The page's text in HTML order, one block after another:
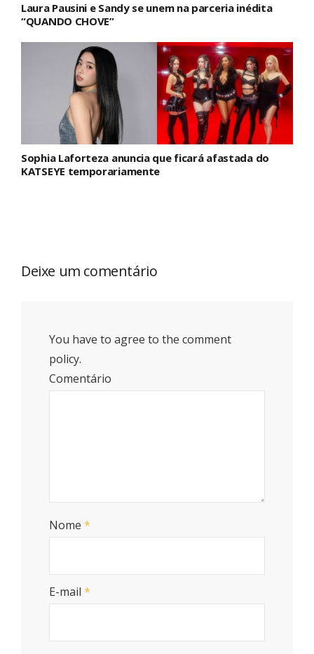
Laura Pausini e Sandy se unem na parceria inédita
“QUANDO CHOVE”
Sophia Laforteza anuncia que ficará afastada do
KATSEYE temporariamente
Deixe um comentário
You have to agree to the comment
policy.
Comentário
Nome *
E-mail *